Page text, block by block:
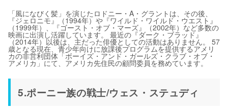
「風になびく髪」を演じたロドニー・A・グラントは、その後、
『ジェロニモ』（1994年）や『ワイルド・ワイルド・ウエスト』
（1999年）、『ゴースト・オブ・マーズ』（2002年）など多数の
映画に出演し活躍しています。 最近の『ダーク・ブラッド』
（2014年）以後は、主だった俳優としての活動はありません。 57
歳となる現在、青少年向けに放課後プログラムを提供するアメリ
カの非営利団体「ボーイズ・アンド・ガールズ・クラブ・オブ・
アメリカ」にて、アメリカ先住民の顧問委員を務めています。
5.ポーニー族の戦士/ウェス・ステュディ